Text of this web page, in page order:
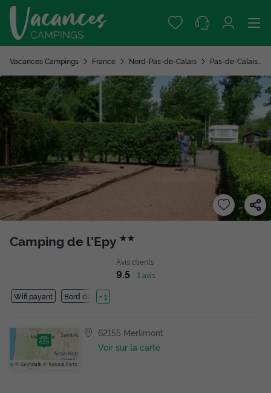
Vacances Campings France Nord-Pas-de-Calais Pas-de-Calais
Camping de l'Epy ★★
Avis clients
9.5 1 avis
Wifi payant Bord de mer
+ 1
62155 Merlimont
Voir sur la carte